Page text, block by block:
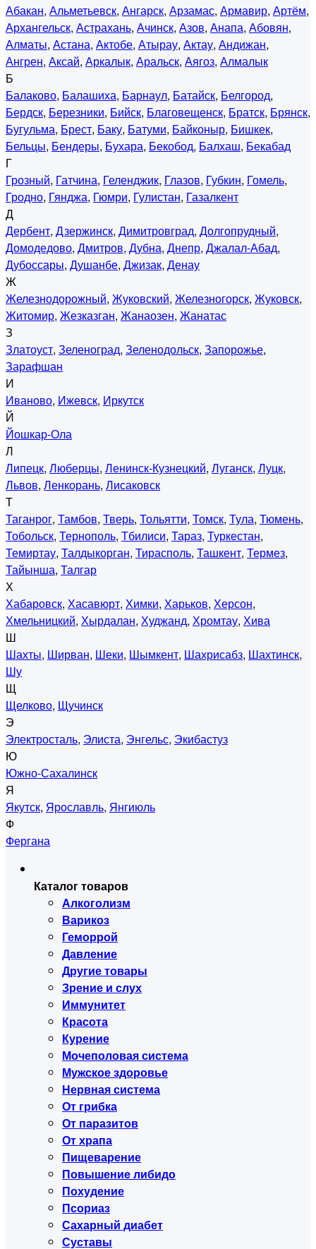
Абакан, Альметьевск, Ангарск, Арзамас, Армавир, Артём,
Архангельск, Астрахань, Ачинск, Азов, Анапа, Абовян,
Алматы, Астана, Актобе, Атырау, Актау, Андижан,
Ангрен, Аксай, Аркалык, Аральск, Аягоз, Алмалык
Б
Балаково, Балашиха, Барнаул, Батайск, Белгород,
Бердск, Березники, Бийск, Благовещенск, Братск, Брянск,
Бугульма, Брест, Баку, Батуми, Байконыр, Бишкек,
Бельцы, Бендеры, Бухара, Бекобод, Балхаш, Бекабад
Г
Грозный, Гатчина, Геленджик, Глазов, Губкин, Гомель,
Гродно, Гянджа, Гюмри, Гулистан, Газалкент
Д
Дербент, Дзержинск, Димитровград, Долгопрудный,
Домодедово, Дмитров, Дубна, Днепр, Джалал-Абад,
Дубоссары, Душанбе, Джизак, Денау
Ж
Железнодорожный, Жуковский, Железногорск, Жуковск,
Житомир, Жезказган, Жанаозен, Жанатас
З
Златоуст, Зеленоград, Зеленодольск, Запорожье,
Зарафшан
И
Иваново, Ижевск, Иркутск
Й
Йошкар-Ола
Л
Липецк, Люберцы, Ленинск-Кузнецкий, Луганск, Луцк,
Львов, Ленкорань, Лисаковск
Т
Таганрог, Тамбов, Тверь, Тольятти, Томск, Тула, Тюмень,
Тобольск, Тернополь, Тбилиси, Тараз, Туркестан,
Темиртау, Талдыкорган, Тирасполь, Ташкент, Термез,
Тайынша, Талгар
Х
Хабаровск, Хасавюрт, Химки, Харьков, Херсон,
Хмельницкий, Хырдалан, Худжанд, Хромтау, Хива
Ш
Шахты, Ширван, Шеки, Шымкент, Шахрисабз, Шахтинск,
Шу
Щ
Щелково, Щучинск
Э
Электросталь, Элиста, Энгельс, Экибастуз
Ю
Южно-Сахалинск
Я
Якутск, Ярославль, Янгиюль
Ф
Фергана
Каталог товаров
Алкоголизм
Варикоз
Геморрой
Давление
Другие товары
Зрение и слух
Иммунитет
Красота
Курение
Мочеполовая система
Мужское здоровье
Нервная система
От грибка
От паразитов
От храпа
Пищеварение
Повышение либидо
Похудение
Псориаз
Сахарный диабет
Суставы